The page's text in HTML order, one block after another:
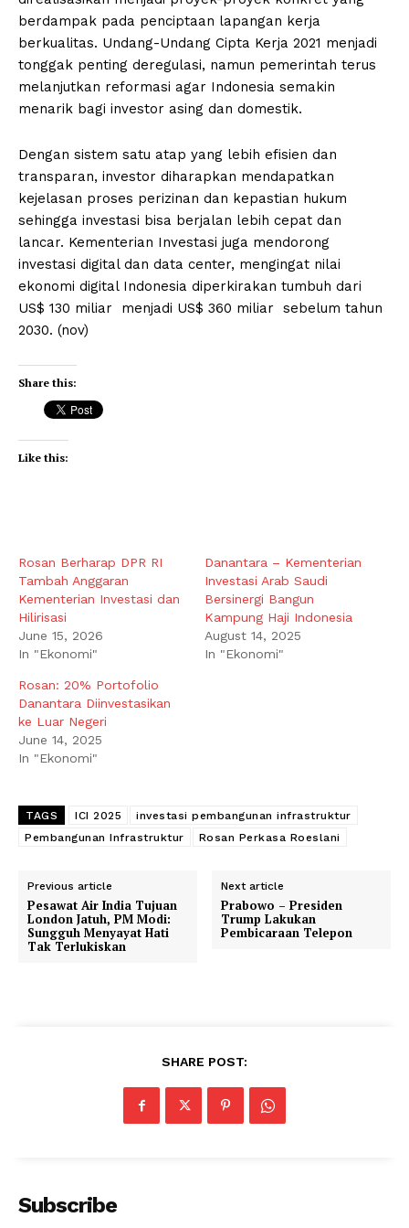
berdampak pada penciptaan lapangan kerja
berkualitas. Undang-Undang Cipta Kerja 2021 menjadi
tonggak penting deregulasi, namun pemerintah terus
melanjutkan reformasi agar Indonesia semakin
menarik bagi investor asing dan domestik.
Dengan sistem satu atap yang lebih efisien dan
transparan, investor diharapkan mendapatkan
kejelasan proses perizinan dan kepastian hukum
sehingga investasi bisa berjalan lebih cepat dan
lancar. Kementerian Investasi juga mendorong
investasi digital dan data center, mengingat nilai
ekonomi digital Indonesia diperkirakan tumbuh dari
US$ 130 miliar menjadi US$ 360 miliar sebelum tahun
2030. (nov)
Share this:
Like this:
Rosan Berharap DPR RI
Tambah Anggaran
Kementerian Investasi dan
Hilirisasi
June 15, 2026
In "Ekonomi"
Danantara – Kementerian
Investasi Arab Saudi
Bersinergi Bangun
Kampung Haji Indonesia
August 14, 2025
In "Ekonomi"
Rosan: 20% Portofolio
Danantara Diinvestasikan
ke Luar Negeri
June 14, 2025
In "Ekonomi"
TAGS ICI 2025
investasi pembangunan infrastruktur
Pembangunan Infrastruktur
Rosan Perkasa Roeslani
Previous article
Pesawat Air India Tujuan
London Jatuh, PM Modi:
Sungguh Menyayat Hati
Tak Terlukiskan
Next article
Prabowo – Presiden
Trump Lakukan
Pembicaraan Telepon
SHARE POST:
Subscribe